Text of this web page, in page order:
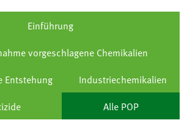
Einführung
vorgeschlagene Chemikalien
Entstehung
Industriechemikalien
Alle POP